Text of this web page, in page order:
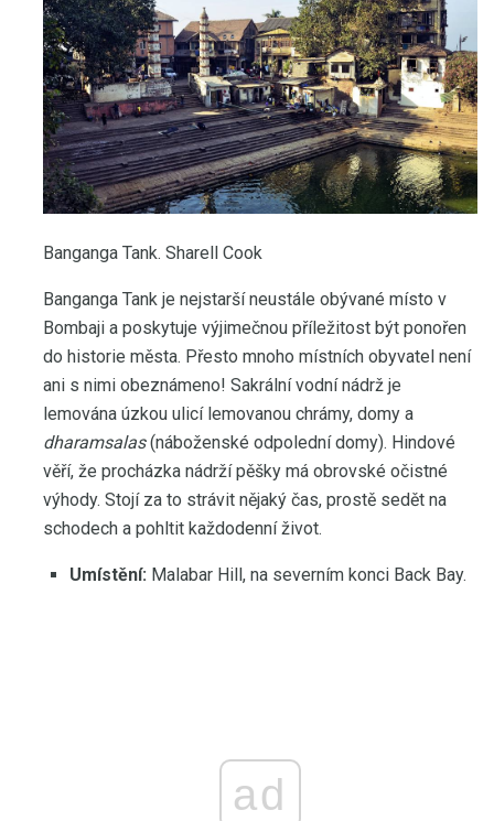
Banganga Tank. Sharell Cook
Banganga Tank je nejstarší neustále obývané místo v
Bombaji a poskytuje výjimečnou příležitost být ponořen
do historie města. Přesto mnoho místních obyvatel není
ani s nimi obeznámeno! Sakrální vodní nádrž je
lemována úzkou ulicí lemovanou chrámy, domy a
dharamsalas(náboženské odpolední domy). Hindové
věří, že procházka nádrží pěšky má obrovské očistné
výhody. Stojí za to strávit nějaký čas, prostě sedět na
schodech a pohltit každodenní život.
Umístění: Malabar Hill, na severním konci Back Bay.
ad